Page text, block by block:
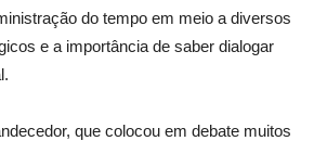
do tempo em meio a diversos
e a importância de saber dialogar
que colocou em debate muitos